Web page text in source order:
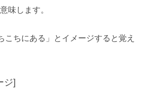
味します。
こちにある」とイメージすると覚え
ジ]